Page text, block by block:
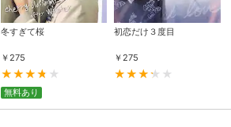
決済方法の変更が可能です。
４ヵ月分の購入明細の確認が可能です。
冬すぎて桜
￥275
無料あり
初恋だけ３度目
￥275